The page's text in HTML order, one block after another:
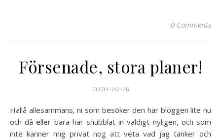
0 Comments
Försenade, stora planer!
2020-10-29
Hallå allesammans, ni som besöker den här bloggen lite nu
och då eller bara har snubblat in väldigt nyligen, och som
inte känner mig privat nog att veta vad jag tänker och